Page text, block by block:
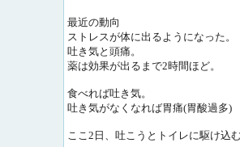
最近の動向
ストレスが体に出るようになった。
吐き気と頭痛。
薬は効果が出るまで2時間ほど。
食べれば吐き気。
吐き気がなくなれば胃痛(胃酸過多)
ここ2日、吐こうとトイレに駆け込